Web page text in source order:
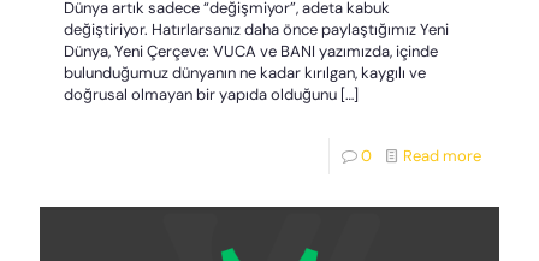
Dünya artık sadece “değişmiyor”, adeta kabuk
değiştiriyor. Hatırlarsanız daha önce paylaştığımız Yeni
Dünya, Yeni Çerçeve: VUCA ve BANI yazımızda, içinde
bulunduğumuz dünyanın ne kadar kırılgan, kaygılı ve
doğrusal olmayan bir yapıda olduğunu […]
0 Read more